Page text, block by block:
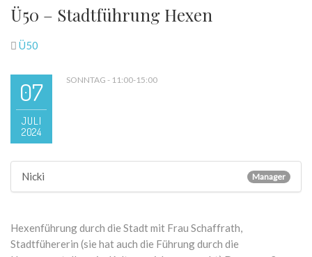
Ü50 – Stadtführung Hexen
Ü50
07
JULI
2024
SONNTAG - 11:00-15:00
Nicki Manager
Hexenführung durch die Stadt mit Frau Schaffrath,
Stadtfühererin (sie hat auch die Führung durch die